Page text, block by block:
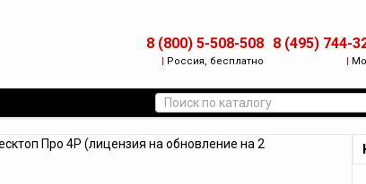
8 (800) 5-508-508
| Россия, бесплатно
8 (495) 744-
|
Про 4Р (лицензия на обновление на 2